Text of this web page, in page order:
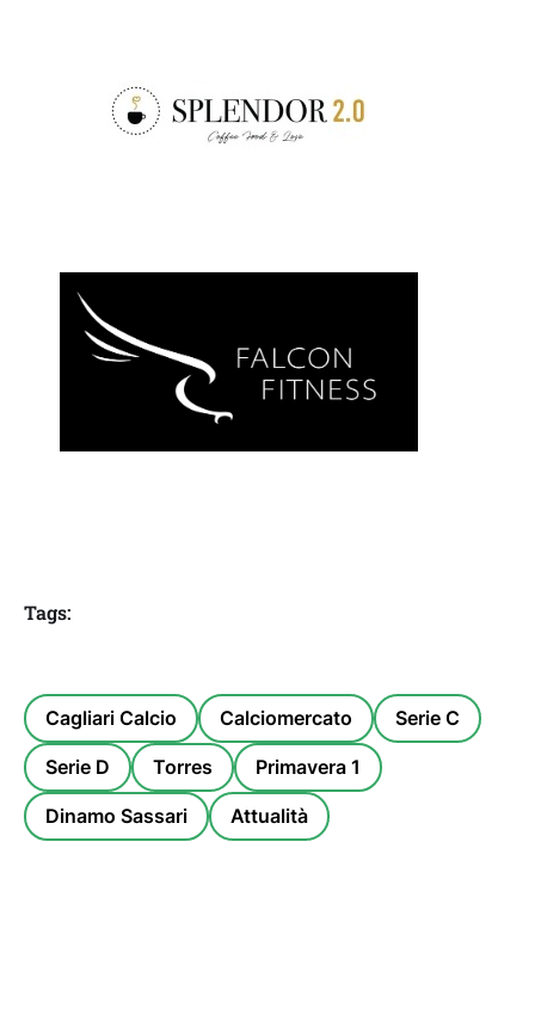
Tags:
Cagliari Calcio Calciomercato Serie C
Serie D Torres Primavera 1
Dinamo Sassari Attualità